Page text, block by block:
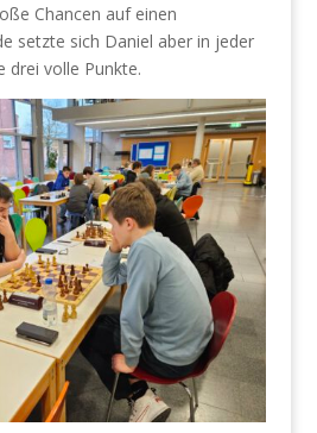
Chancen auf einen
setzte sich Daniel aber in jeder
drei volle Punkte.